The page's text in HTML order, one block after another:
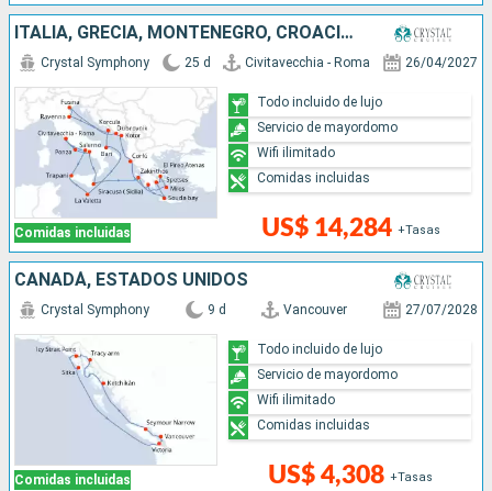
ITALIA, GRECIA, MONTENEGRO, CROACIA, MALTA
Comidas incluidas
Crystal Symphony 25 d Civitavecchia - Roma 26/04/2027
US$ 14,284 +Tasas
Todo incluido de lujo
Servicio de mayordomo
Wifi ilimitado
Comidas incluidas
CANADÁ, ESTADOS UNIDOS
Comidas incluidas
Crystal Symphony 9 d Vancouver 27/07/2028
US$ 4,308 +Tasas
Todo incluido de lujo
Servicio de mayordomo
Wifi ilimitado
Comidas incluidas